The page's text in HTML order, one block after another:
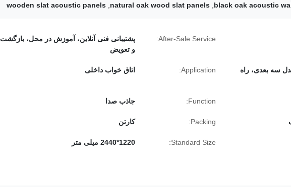
black oak acoustic
natural oak wood slat panels
wooden slat acoustic panels
After-Sale Service:
پشتیبانی فنی آنلاین، آموزش در محل، بازگشت
و تعویض
سه بعدی، راه
Application: اتاق خواب داخلی
Function: جاذب صدا
Packing: کارتن
Standard Size: 1220*2440 میلی متر